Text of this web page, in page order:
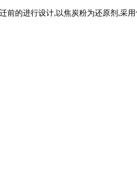
的进行设计,以焦炭粉为还原剂,采